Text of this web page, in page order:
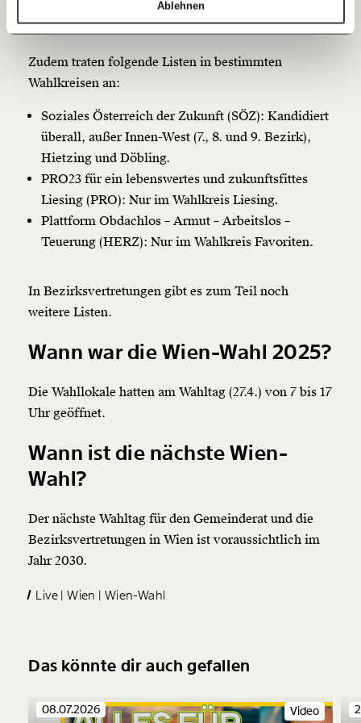
Ablehnen
20€ 40€
60€ 100€
Ich möchte meine Spende verschenken.
Du erhältst eine E-Mail mit deiner
Geschenkurkunde im PDF-Format, welche Du
ausdrucken oder weiterleiten und verschenken
kannst.
Zudem traten folgende Listen in bestimmten
Wahlkreisen an: ​
Soziales Österreich der Zukunft (SÖZ): Kandidiert
überall, außer Innen-West (7., 8. und 9. Bezirk),
Hietzing und Döbling.
PRO23 für ein lebenswertes und zukunftsfittes
Liesing (PRO): Nur im Wahlkreis Liesing.​
Plattform Obdachlos – Armut – Arbeitslos –
Teuerung (HERZ): Nur im Wahlkreis Favoriten.
In Bezirksvertretungen gibt es zum Teil noch
weitere Listen.
Wann war die Wien-Wahl 2025?
Die Wahllokale hatten am Wahltag (27.4.) von 7 bis 17
Uhr geöffnet.
Wann ist die nächste Wien-
Wahl?
Der nächste Wahltag für den Gemeinderat und die
Bezirksvertretungen in Wien ist voraussichtlich im
Jahr 2030.
Live Wien Wien-Wahl
Das könnte dir auch gefallen
Video
08.07.2026